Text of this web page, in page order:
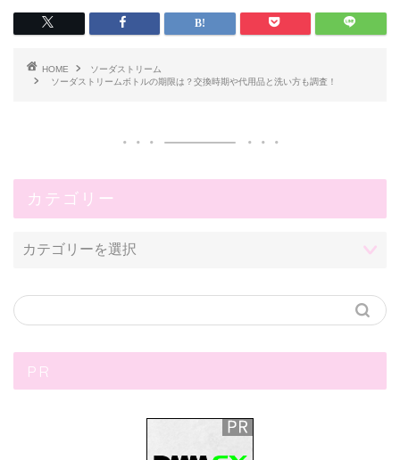
HOME
ソーダストリーム
ソーダストリームボトルの期限は？交換時期や代用品と洗い方も調査！
カテゴリー
PR